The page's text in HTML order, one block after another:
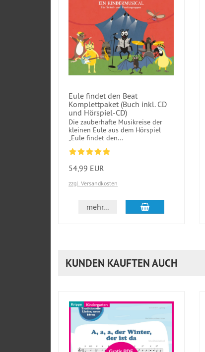
Eule findet den Beat
Komplettpaket (Buch inkl. CD
und Hörspiel-CD)
Die zauberhafte Musikreise der
kleinen Eule aus dem Hörspiel
„Eule findet den...
54,99 EUR
zzgl. Versandkosten
mehr... In den Warenkorb
KUNDEN KAUFTEN AUCH